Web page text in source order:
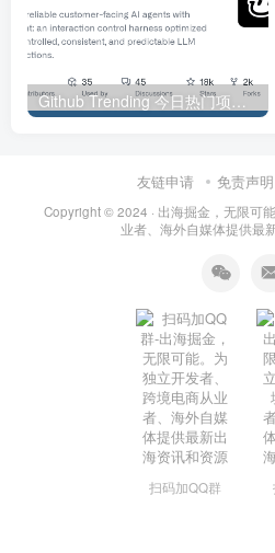
Github Trending 今日热门项目 | 2025-09-06
友链申请 免责声明
Copyright © 2024 · 出海掘金，无限可
业者、海外自媒体提供最
扫码加QQ群